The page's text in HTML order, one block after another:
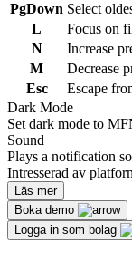
PgDown Select
L
Focus on
N
Increase
M
Decrease
Esc
Escape
Dark Mode
Set dark mode to
Sound
Plays a notification
Intresserad av
Läs mer
Boka demo
Logga in som bolag